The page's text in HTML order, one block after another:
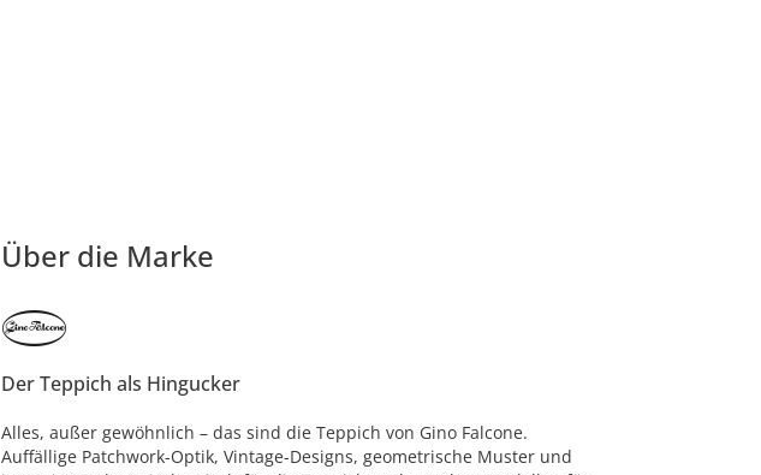
Über die Marke
Der Teppich als Hingucker
Alles, außer gewöhnlich – das sind die Teppich von Gino Falcone.
Auffällige Patchwork-Optik, Vintage-Designs, geometrische Muster und